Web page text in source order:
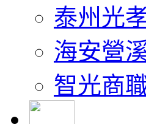
泰州光
海安營
智光商